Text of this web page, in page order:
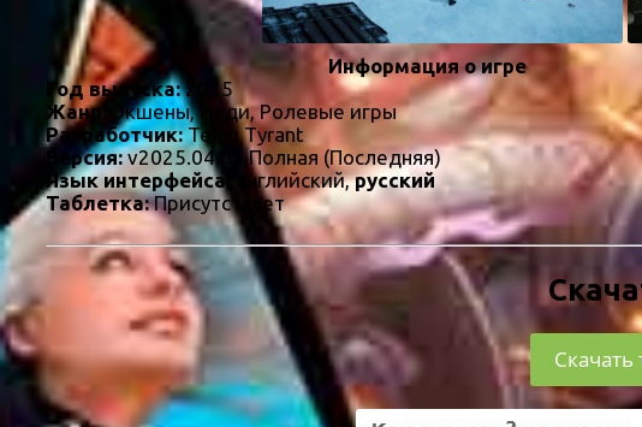
Информация о игре
Год выпуска:2025
Жанр:
Экшены, Инди, Ролевые игры
Разработчик:Team Tyrant
Версия:v2025.04.03 Полная (Последняя)
Язык интерфейса:
английский,русский
Таблетка:Присутствует
Скачать